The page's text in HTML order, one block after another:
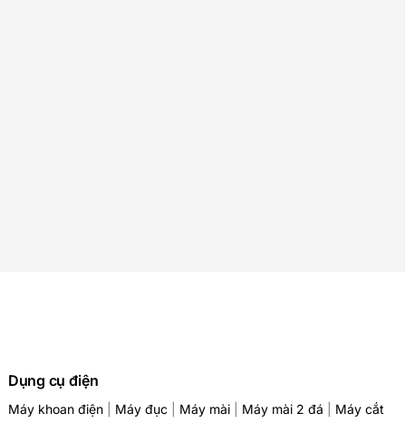
Dụng cụ điện
Máy khoan điện Máy đục Máy mài Máy mài 2 đá
Máy cắt